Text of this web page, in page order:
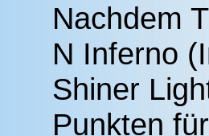
Nachdem
N Inferno
Shiner
Punkten